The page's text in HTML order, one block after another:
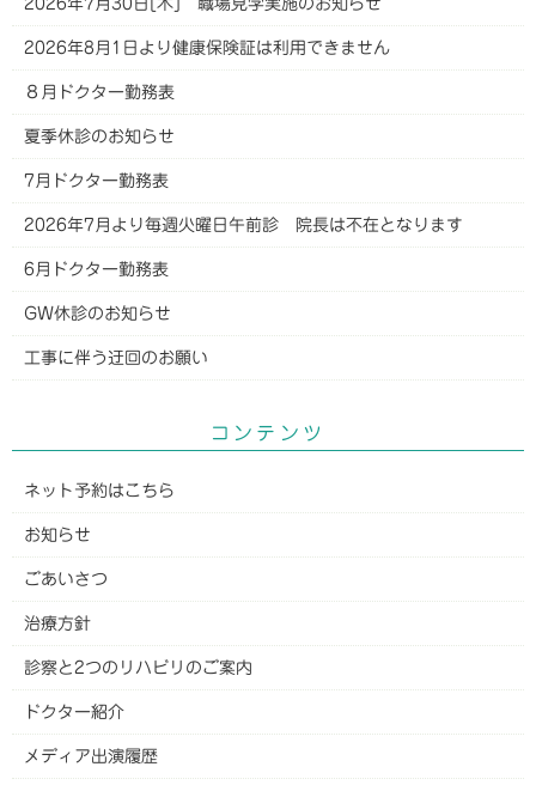
2026年7月30日[木] 職場見学実施のお知らせ
2026年8月1日より健康保険証は利用できません
８月ドクター勤務表
夏季休診のお知らせ
7月ドクター勤務表
2026年7月より毎週火曜日午前診 院長は不在となります
6月ドクター勤務表
GW休診のお知らせ
工事に伴う迂回のお願い
コンテンツ
ネット予約はこちら
お知らせ
ごあいさつ
治療方針
診察と2つのリハビリのご案内
ドクター紹介
メディア出演履歴